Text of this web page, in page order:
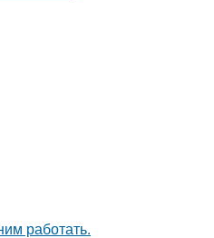
работать.